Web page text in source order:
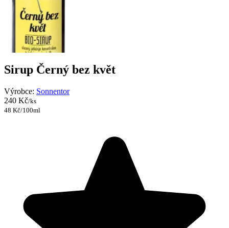
Sirup Černý bez květ
Výrobce: Sonnentor
240 Kč/ks
48 Kč/100ml